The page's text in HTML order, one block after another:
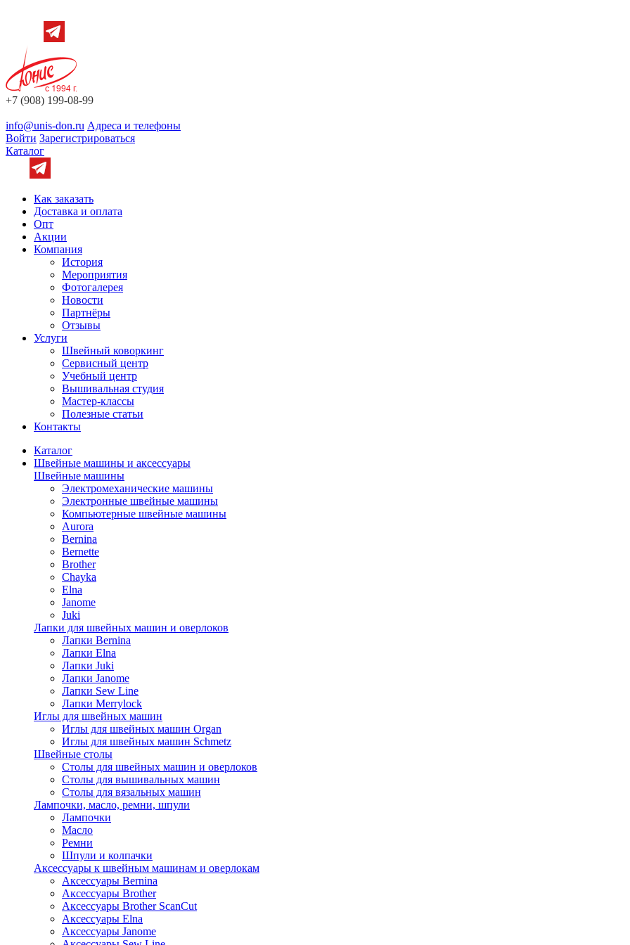
+7 (908) 199-08-99
info@unis-don.ru Адреса и телефоны
Войти Зарегистрироваться
Каталог
Как заказать
Доставка и оплата
Опт
Акции
Компания
История
Мероприятия
Фотогалерея
Новости
Партнёры
Отзывы
Услуги
Швейный коворкинг
Сервисный центр
Учебный центр
Вышивальная студия
Мастер-классы
Полезные статьи
Контакты
Каталог
Швейные машины и аксессуары
Швейные машины
Электромеханические машины
Электронные швейные машины
Компьютерные швейные машины
Aurora
Bernina
Bernette
Brother
Chayka
Elna
Janome
Juki
Лапки для швейных машин и оверлоков
Лапки Bernina
Лапки Elna
Лапки Juki
Лапки Janome
Лапки Sew Line
Лапки Merrylock
Иглы для швейных машин
Иглы для швейных машин Organ
Иглы для швейных машин Schmetz
Швейные столы
Столы для швейных машин и оверлоков
Столы для вышивальных машин
Столы для вязальных машин
Лампочки, масло, ремни, шпули
Лампочки
Масло
Ремни
Шпули и колпачки
Аксессуары к швейным машинам и оверлокам
Аксессуары Bernina
Аксессуары Brother
Аксессуары Brother ScanCut
Аксессуары Elna
Аксессуары Janome